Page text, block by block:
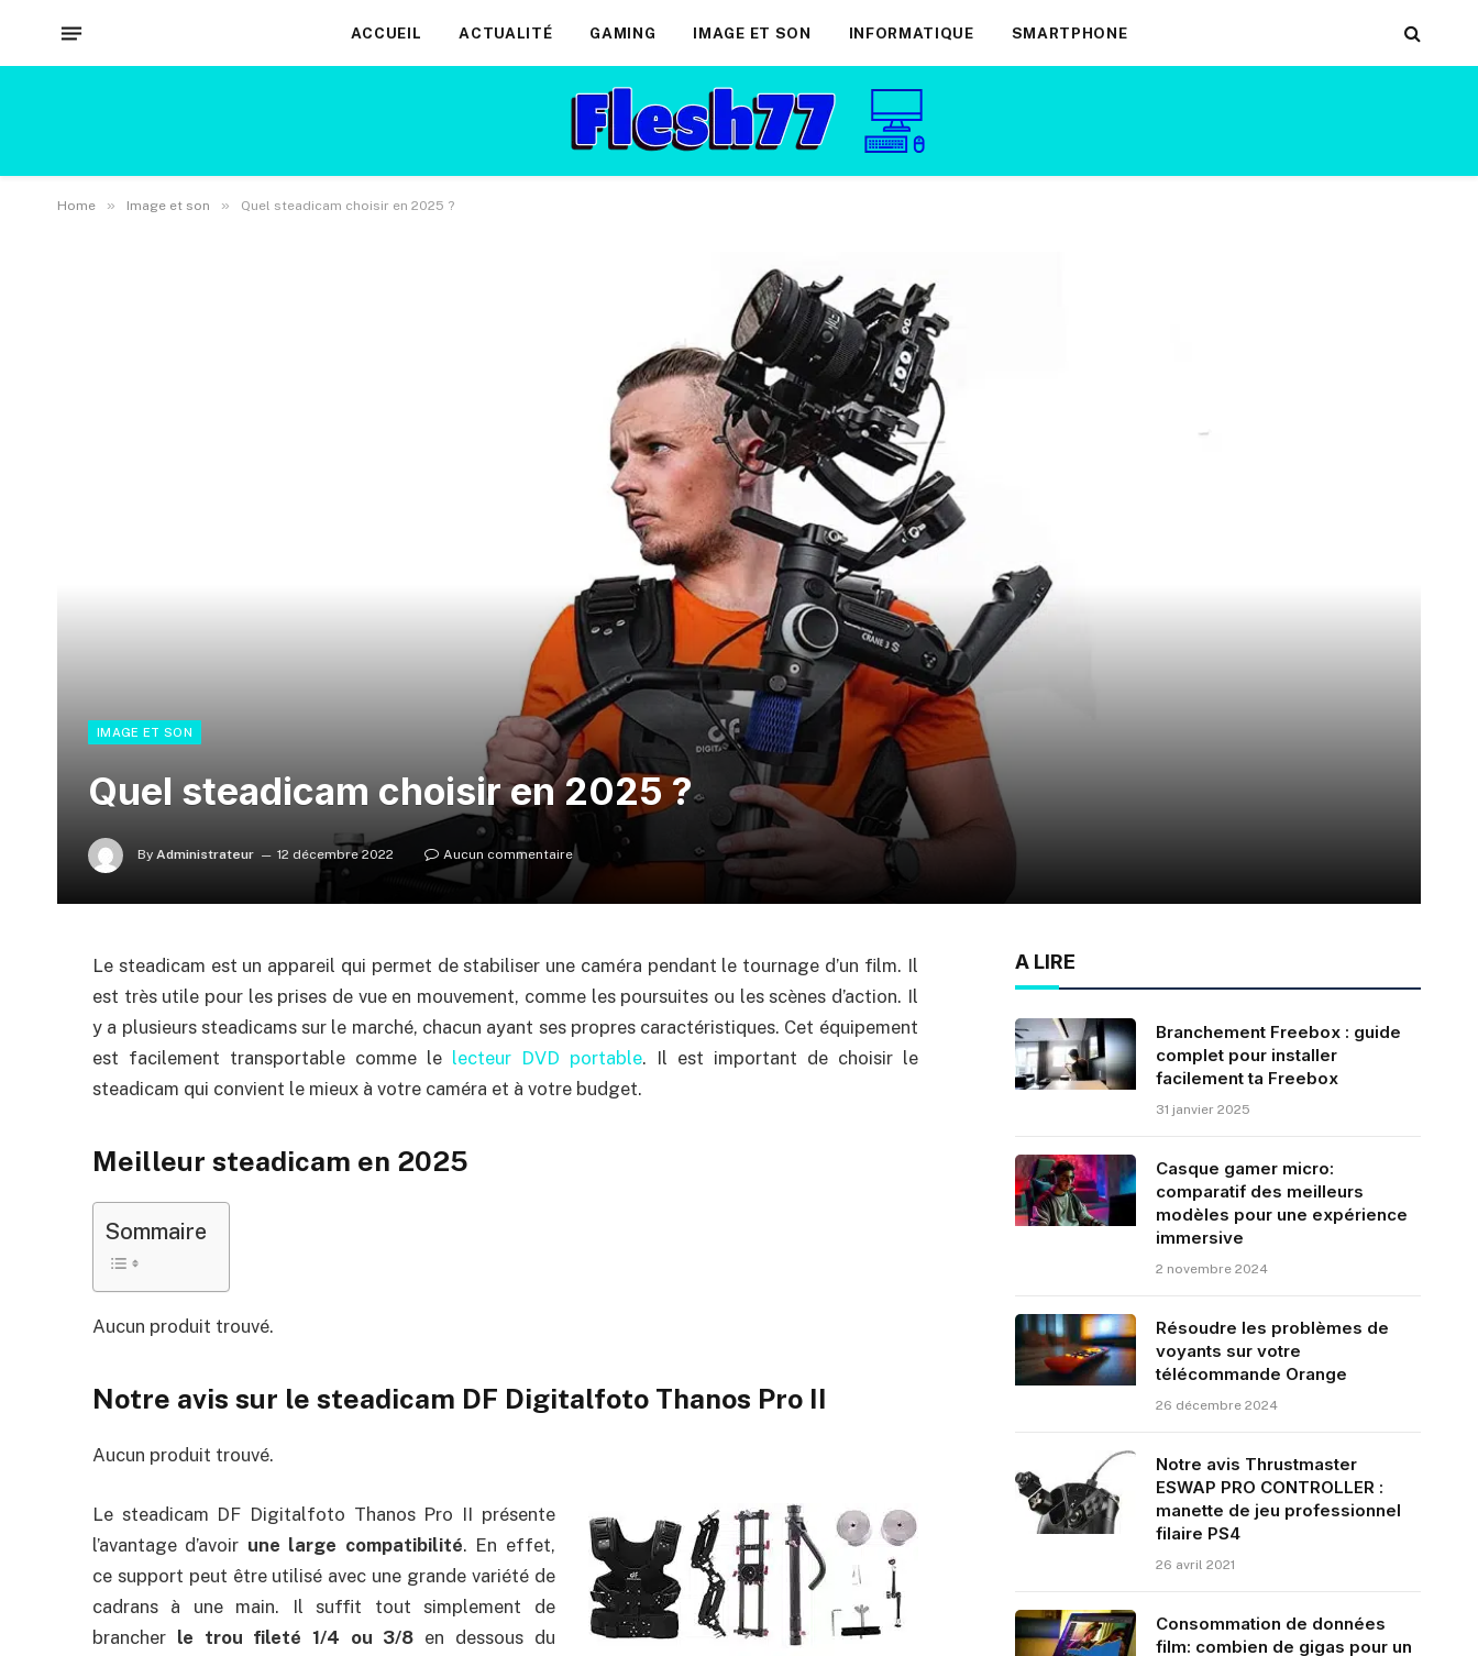
ACCUEIL ACTUALITÉ GAMING IMAGE ET SON INFORMATIQUE SMARTPHONE
Home » Image et son » Quel steadicam choisir en 2025 ?
IMAGE ET SON
Quel steadicam choisir en 2025 ?
By Administrateur 12 décembre 2022 Aucun commentaire
Le steadicam est un appareil qui permet de stabiliser une caméra pendant le tournage d’un film. Il
est très utile pour les prises de vue en mouvement, comme les poursuites ou les scènes d’action. Il
y a plusieurs steadicams sur le marché, chacun ayant ses propres caractéristiques. Cet équipement
est facilement transportable comme le lecteur DVD portable. Il est important de choisir le
steadicam qui convient le mieux à votre caméra et à votre budget.
Meilleur steadicam en 2025
Sommaire
Aucun produit trouvé.
Notre avis sur le steadicam DF Digitalfoto Thanos Pro II
Aucun produit trouvé.
Le steadicam DF Digitalfoto Thanos Pro II présente
l’avantage d’avoir une large compatibilité. En effet,
ce support peut être utilisé avec une grande variété de
cadrans à une main. Il suffit tout simplement de
brancher le trou fileté 1/4 ou 3/8 en dessous du
A LIRE
Branchement Freebox : guide
complet pour installer
facilement ta Freebox
31 janvier 2025
Casque gamer micro:
comparatif des meilleurs
modèles pour une expérience
immersive
2 novembre 2024
Résoudre les problèmes de
voyants sur votre
télécommande Orange
26 décembre 2024
Notre avis Thrustmaster
ESWAP PRO CONTROLLER :
manette de jeu professionnel
filaire PS4
26 avril 2021
Consommation de données
film: combien de gigas pour un